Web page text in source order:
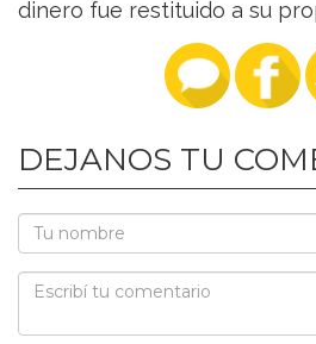
dinero fue restituido a su
DEJANOS TU